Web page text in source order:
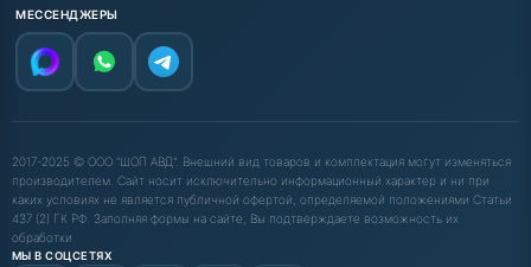
МЕССЕНДЖЕРЫ
2017-2025 © ООО "ШОП АВД". Внешний вид товаров и комплектация могут изменяться
производителем. Сайт носит исключительно информационный характер и ни при
каких условиях не является публичной офертой, определяемой положениями Статьи
437 (2) ГК РФ. Заполняя формы на сайте, Вы подтверждаете возможность их
обработки.
МЫ В СОЦСЕТЯХ